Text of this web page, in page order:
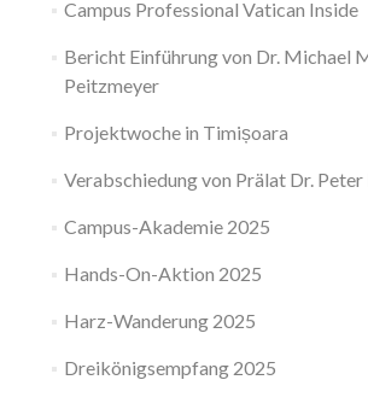
Campus Professional Vatican Inside
Bericht Einführung von Dr. Michael
Peitzmeyer
Projektwoche in Timișoara
Verabschiedung von Prälat Dr.
Campus-Akademie 2025
Hands-On-Aktion 2025
Harz-Wanderung 2025
Dreikönigsempfang 2025